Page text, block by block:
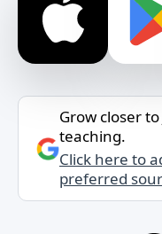
Grow closer
teaching.
Click here to
preferred